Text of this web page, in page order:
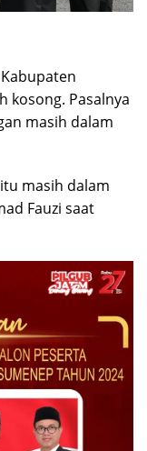
kosong. Pasalnya
masih dalam
masih dalam
Fauzi saat